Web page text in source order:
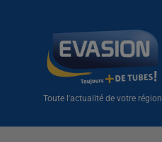
Toute l'actualité de votre région